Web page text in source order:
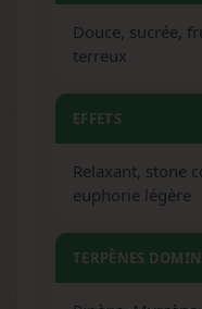
Douce, sucrée,
terreux
EFFETS
Relaxant, stone
euphorie légère
TERPÈNES